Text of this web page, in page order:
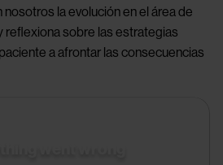
la evolución en el área de
reflexiona sobre las estrategias
a afrontar las consecuencias